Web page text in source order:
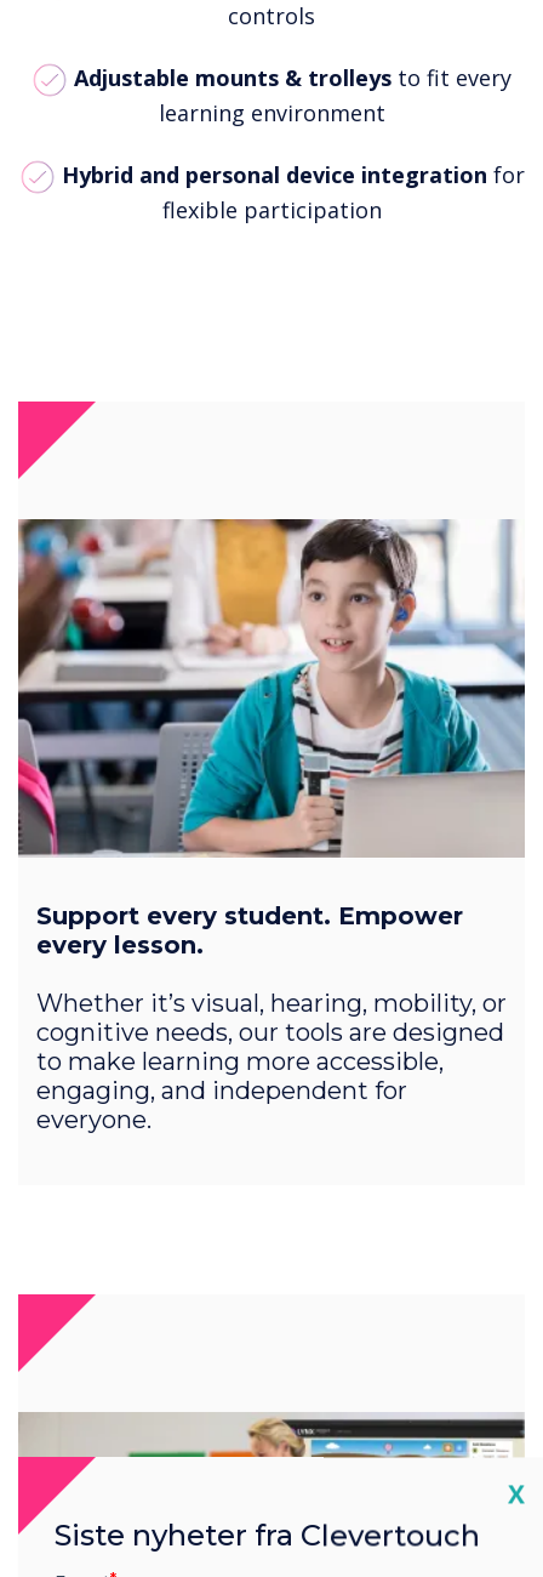
controls
Adjustable mounts & trolleys to fit every
learning environment
Hybrid and personal device integration for
flexible participation
Support every student. Empower
every lesson.
Whether it’s visual, hearing, mobility, or
cognitive needs, our tools are designed
to make learning more accessible,
engaging, and independent for
everyone.
X
Siste nyheter fra Clevertouch